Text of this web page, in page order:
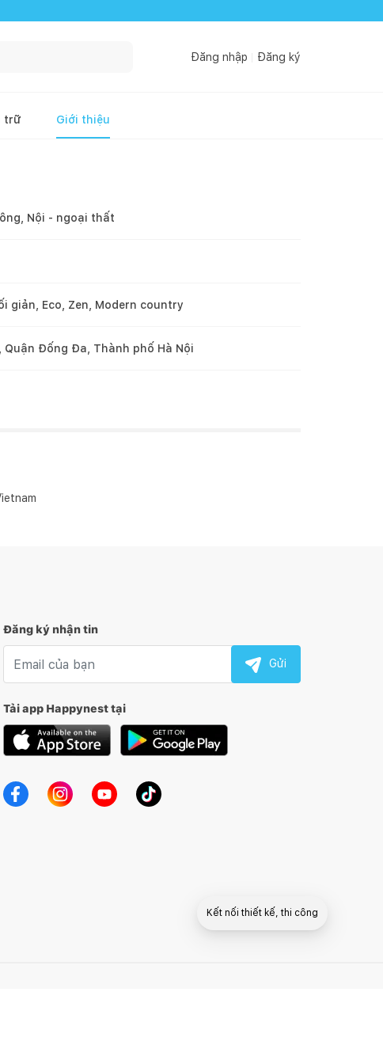
Đăng nhập Đăng ký
trữ Giới thiệu
Nội - ngoại thất
giản, Eco, Zen, Modern country
Quận Đống Đa, Thành phố Hà Nội
Đăng ký nhận tin
Gửi
Tải app Happynest tại
Kết nối thiết kế, thi công